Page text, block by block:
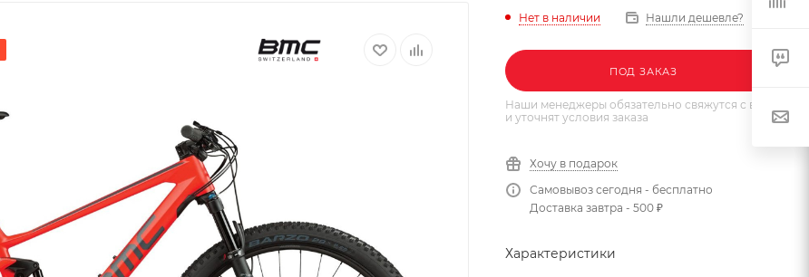
Нет в наличии Нашли дешевле?
ПОД ЗАКАЗ
Наши менеджеры обязательно свяжутся с вами
и уточнят условия заказа
Хочу в подарок
Самовывоз сегодня - бесплатно
Доставка завтра - 500 ₽
Характеристики